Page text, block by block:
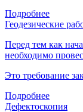
Подробнее
Геодезические
Перед тем как
необходимо
Это требование
Подробнее
Дефектоскопия